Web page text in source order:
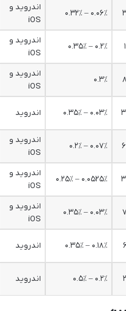
۰.۰۶٪ – ۰.۳۲٪
اندروید و
iOS
۰.۲٪ – ۰.۳۵٪
اندروید و
iOS
۰.۳٪
اندروید و
iOS
۰.۰۳٪ – ۰.۳۵٪ اندروید
۰.۰۷٪ – ۰.۲٪
اندروید و
iOS
۰.۰۵۲۵٪ – ۰.۲۵٪
اندروید و
iOS
۰.۰۳٪ – ۰.۳۵٪
اندروید و
iOS
۰.۱۸٪ – ۰.۳۵٪ اندروید
۰.۲٪ – ۰.۵٪ اندروید